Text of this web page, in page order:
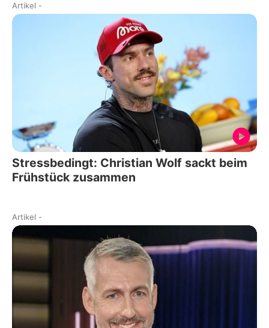
Artikel -
Stressbedingt: Christian Wolf sackt beim
Frühstück zusammen
Artikel -